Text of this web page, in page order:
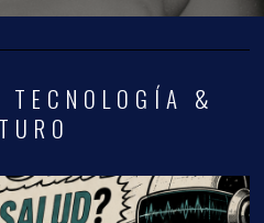
TECNOLOGÍA &